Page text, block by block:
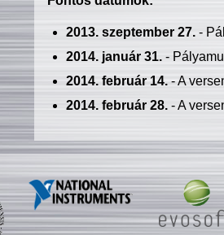
2013. szeptember 27.-
2014. január 31.-
2014. február 14.- A
2014. február 28.- A